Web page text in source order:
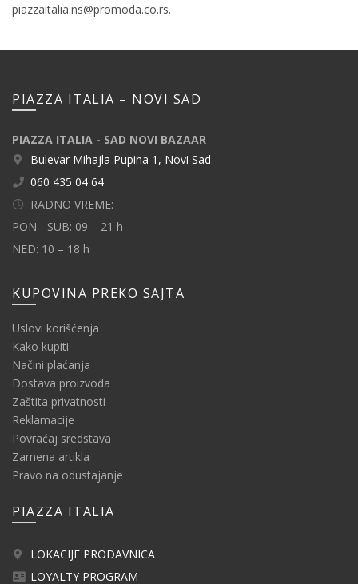
piazzaitalia.ns@promoda.co.rs.
PIAZZA ITALIA – NOVI SAD
PIAZZA ITALIA - SAD NOVI BAZAAR
Bulevar Mihajla Pupina 1, Novi Sad
060 435 04 64
RADNO VREME:
PON - SUB: 09 – 21 h
NED: 10 – 18 h
KUPOVINA PREKO SAJTA
Uslovi korišćenja
Kako kupiti
Načini plaćanja
Dostava proizvoda
Zaštita privatnosti
Reklamacije
Povraćaj sredstava
Zamena artikla
Pravo na odustajanje
PIAZZA ITALIA
LOKACIJE PRODAVNICA
LOYALTY PROGRAM